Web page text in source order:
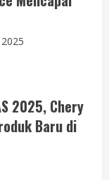
2025, Chery
Baru di